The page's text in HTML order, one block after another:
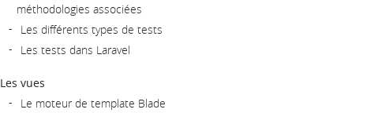
méthodologies associées
Les différents types de tests
Les tests dans Laravel
Les vues
Le moteur de template Blade